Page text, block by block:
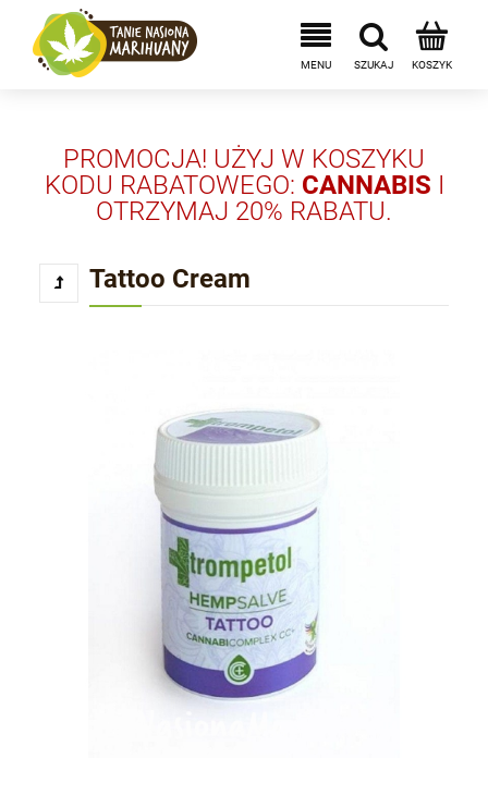
PROMOCJA! UŻYJ W KOSZYKU
KODU RABATOWEGO: CANNABIS I
OTRZYMAJ 20% RABATU.
Tattoo Cream